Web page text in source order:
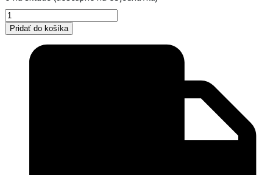
množstvo
Kobaltový
bodkovaný
Pridať do košíka